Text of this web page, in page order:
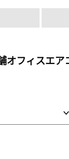
オフィスエア